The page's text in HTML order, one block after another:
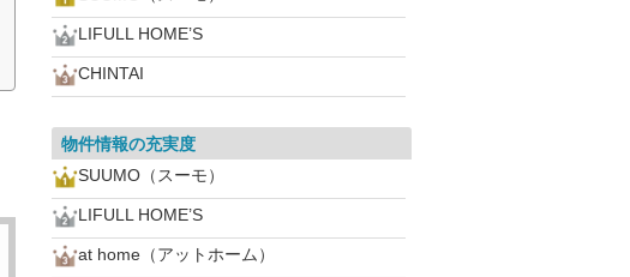
LIFULL HOME’S
CHINTAI
物件情報の充実度
SUUMO（スーモ）
LIFULL HOME’S
at home（アットホーム）